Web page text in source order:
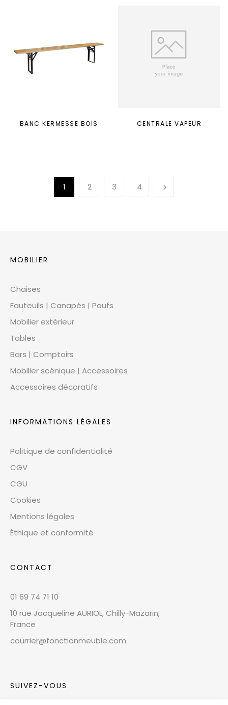
BANC KERMESSE BOIS CENTRALE VAPEUR
1 2 3 4
MOBILIER
Chaises
Fauteuils | Canapés | Poufs
Mobilier extérieur
Tables
Bars | Comptoirs
Mobilier scénique | Accessoires
Accessoires décoratifs
INFORMATIONS LÉGALES
Politique de confidentialité
CGV
CGU
Cookies
Mentions légales
Éthique et conformité
CONTACT
01 69 74 71 10
10 rue Jacqueline AURIOL, Chilly-Mazarin,
France
courrier@fonctionmeuble.com
SUIVEZ-VOUS